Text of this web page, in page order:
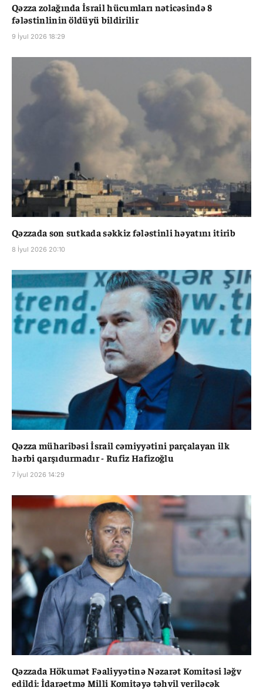
Qəzza zolağında İsrail hücumları nəticəsində 8
fələstinlinin öldüyü bildirilir
9 İyul 2026 18:29
Qəzzada son sutkada səkkiz fələstinli həyatını itirib
8 İyul 2026 20:10
Qəzza müharibəsi İsrail cəmiyyətini parçalayan ilk
hərbi qarşıdurmadır - Rufiz Hafizoğlu
7 İyul 2026 14:29
Qəzzada Hökumət Fəaliyyətinə Nəzarət Komitəsi ləğv
edildi: İdarəetmə Milli Komitəyə təhvil veriləcək